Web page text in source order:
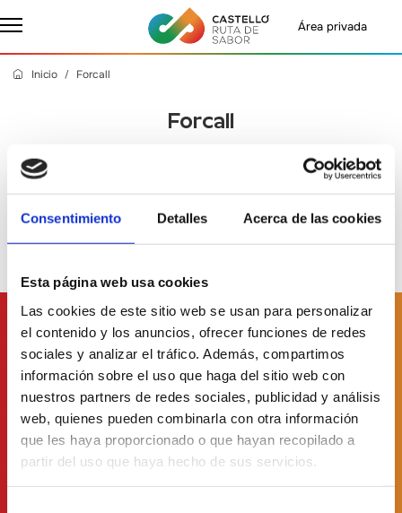
Consentimiento Detalles Acerca de las cookies
Esta página web usa cookies
Las cookies de este sitio web se usan para personalizar
el contenido y los anuncios, ofrecer funciones de redes
sociales y analizar el tráfico. Además, compartimos
información sobre el uso que haga del sitio web con
nuestros partners de redes sociales, publicidad y análisis
web, quienes pueden combinarla con otra información
que les haya proporcionado o que hayan recopilado a
partir del uso que haya hecho de sus servicios.
Área privada
Inicio Forcall
Forcall
- Castelló Ruta de Sabor
Suscríbete anuestro boletín
He leído y aceptola Política de Protección de Datos